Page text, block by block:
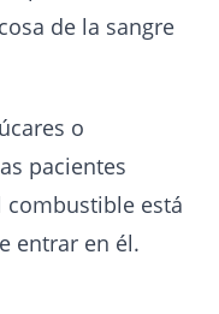
de la sangre
o
pacientes
combustible está
entrar en él.